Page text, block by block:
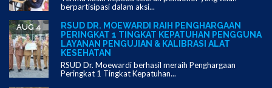
berpartisipasi dalam aksi...
RSUD DR. MOEWARDI RAIH PENGHARGAAN
PERINGKAT 1 TINGKAT KEPATUHAN PENGGUNA
LAYANAN PENGUJIAN & KALIBRASI ALAT
KESEHATAN
AUG 4
RSUD Dr. Moewardi berhasil meraih Penghargaan
Peringkat 1 Tingkat Kepatuhan...